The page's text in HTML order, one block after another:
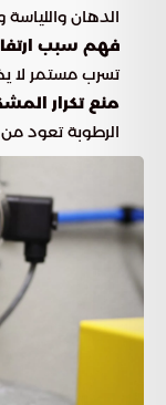
الدهان واللياسة
فهم سبب
تسرب مستمر لا
منع تكرار
الرطوبة تعود